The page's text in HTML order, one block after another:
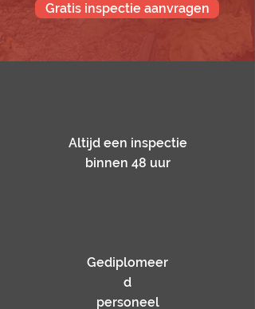
Gratis inspectie aanvragen
Altijd een inspectie
binnen 48 uur
Gediplomeer
d
personeel